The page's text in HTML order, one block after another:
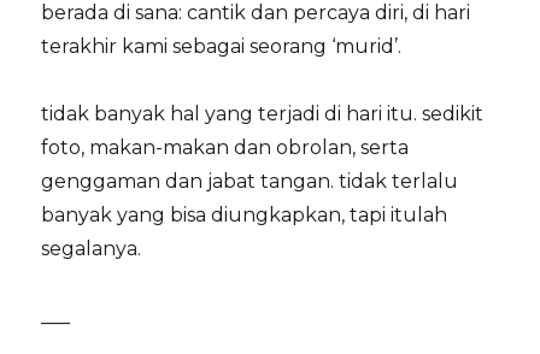
berada di sana: cantik dan percaya diri, di hari
terakhir kami sebagai seorang ‘murid’.
tidak banyak hal yang terjadi di hari itu. sedikit
foto, makan-makan dan obrolan, serta
genggaman dan jabat tangan. tidak terlalu
banyak yang bisa diungkapkan, tapi itulah
segalanya.